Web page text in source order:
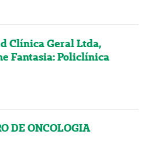
Clínica Geral Ltda,
Fantasia: Policlínica
DE ONCOLOGIA